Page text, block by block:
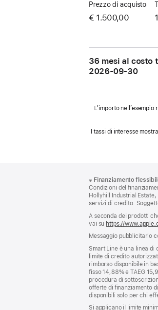
Prezzo di acquisto
€ 1.500,00
36 mesi al costo
2026-09-30
L’importo
I tassi di interesse
di
pagina
a
piè
di
※ Finanziamento
Condizioni del
Hollyhill Industrial
servizi di credito.
A seconda dei prodotti
vai su https://
Messaggio pubblicitario
Smart Line è una linea
limite di credito
rimborso disponibile in
fisso 14,88% e TAEG
procedura di
offerte di finanziamento
disponibili solo per chi
Si applicano il limite